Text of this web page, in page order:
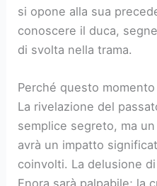
si opone alla sua
conoscere il duca,
di svolta nella trama.
Perché questo
La rivelazione del
semplice segreto, ma
avrà un impatto
coinvolti. La delusione